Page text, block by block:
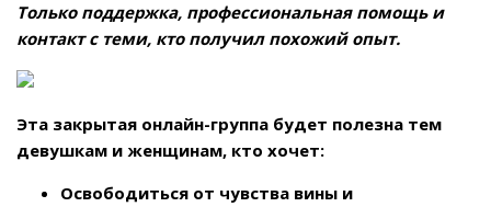
Только поддержка, профессиональная помощь и
контакт с теми, кто получил похожий опыт.
Эта закрытая онлайн-группа будет полезна тем
девушкам и женщинам, кто хочет:
Освободиться от чувства вины и